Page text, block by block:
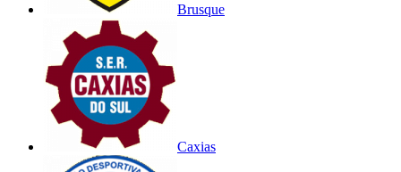
Brusque
Caxias